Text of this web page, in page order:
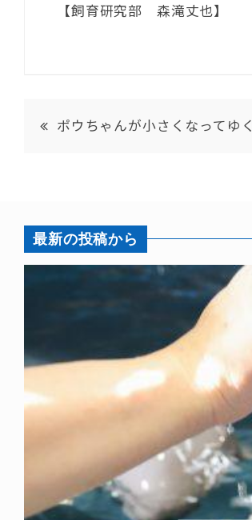
【飼育研究部 森滝丈也】
ポウちゃんが小さくなってゆく
最新の投稿から